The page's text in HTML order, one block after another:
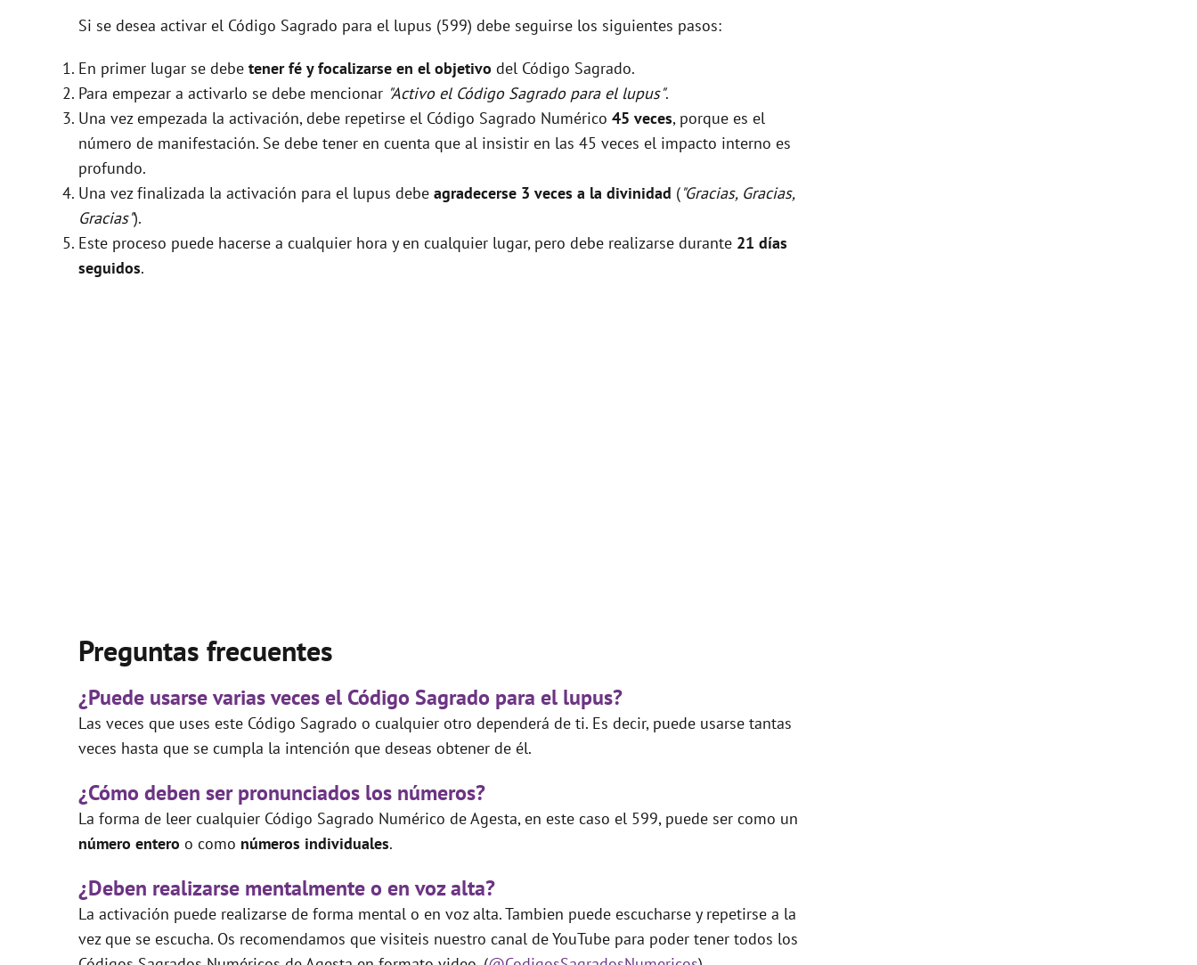
Si se desea activar el Código Sagrado para el lupus (599) debe seguirse los siguientes pasos:
En primer lugar se debe tener fé y focalizarse en el objetivo del Código Sagrado.
Para empezar a activarlo se debe mencionar "Activo el Código Sagrado para el lupus".
Una vez empezada la activación, debe repetirse el Código Sagrado Numérico 45 veces, porque es el
número de manifestación. Se debe tener en cuenta que al insistir en las 45 veces el impacto interno es
profundo.
Una vez finalizada la activación para el lupus debe agradecerse 3 veces a la divinidad ("Gracias, Gracias,
Gracias").
Este proceso puede hacerse a cualquier hora y en cualquier lugar, pero debe realizarse durante 21 días
seguidos.
Preguntas frecuentes
¿Puede usarse varias veces el Código Sagrado para el lupus?
Las veces que uses este Código Sagrado o cualquier otro dependerá de ti. Es decir, puede usarse tantas
veces hasta que se cumpla la intención que deseas obtener de él.
¿Cómo deben ser pronunciados los números?
La forma de leer cualquier Código Sagrado Numérico de Agesta, en este caso el 599, puede ser como un
número entero o como números individuales.
¿Deben realizarse mentalmente o en voz alta?
La activación puede realizarse de forma mental o en voz alta. Tambien puede escucharse y repetirse a la
vez que se escucha. Os recomendamos que visiteis nuestro canal de YouTube para poder tener todos los